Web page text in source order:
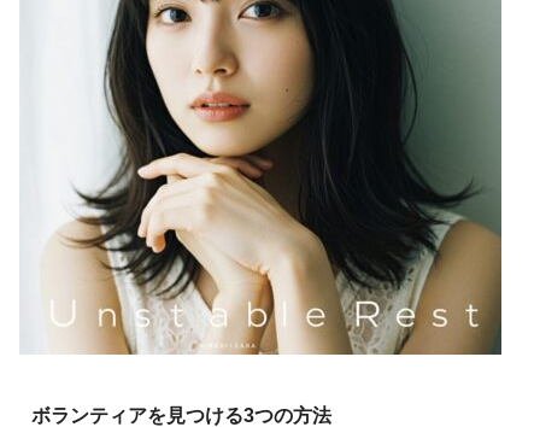
ボランティアを見つける3つの方法